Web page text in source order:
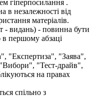
гіперпосилання .
в незалежності від
матеріалів.
- видань) - повинна бути
в першому абзаці
"Експертиза", "Заява",
"Тест-драйв",
на правах
спільно з